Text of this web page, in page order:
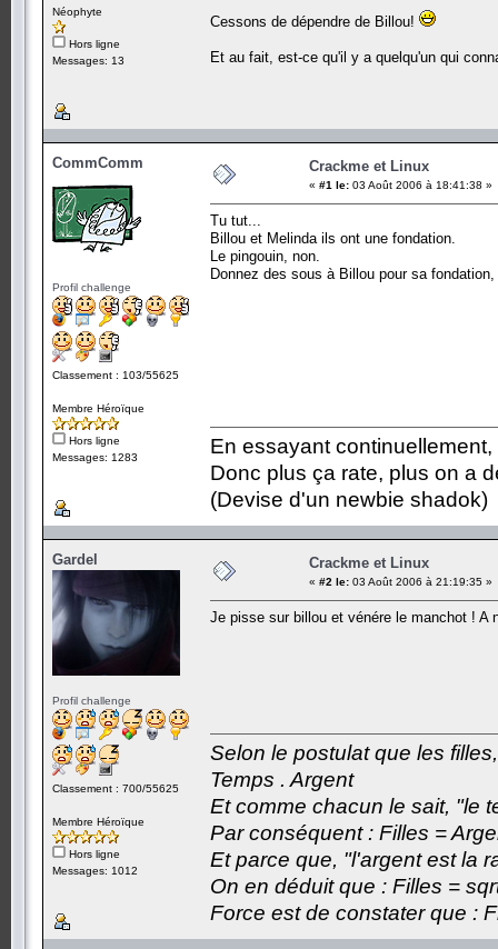
Néophyte
Hors ligne
Messages: 13
Cessons de dépendre de Billou!
Et au fait, est-ce qu'il y a quelqu'un qui
CommComm
Profil challenge
Classement : 103/55625
Membre Héroïque
Hors ligne
Messages: 1283
Crackme et Linux
« #1 le: 03 Août 2006 à 18:41:38 »
Tu tut...
Billou et Melinda ils ont une fondation.
Le pingouin, non.
Donnez des sous à Billou pour sa
En essayant
Donc plus ça rate, plus on a
(Devise d'un newbie shadok)
Gardel
Profil challenge
Classement : 700/55625
Membre Héroïque
Hors ligne
Messages: 1012
Crackme et Linux
« #2 le: 03 Août 2006 à 21:19:35 »
Je pisse sur billou et vénére le manchot ! A
Selon le postulat que les
Temps . Argent
Et comme chacun le sait, "le
Par conséquent : Filles =
Et parce que, "l'argent est la
On en déduit que : Filles =
Force est de constater que :